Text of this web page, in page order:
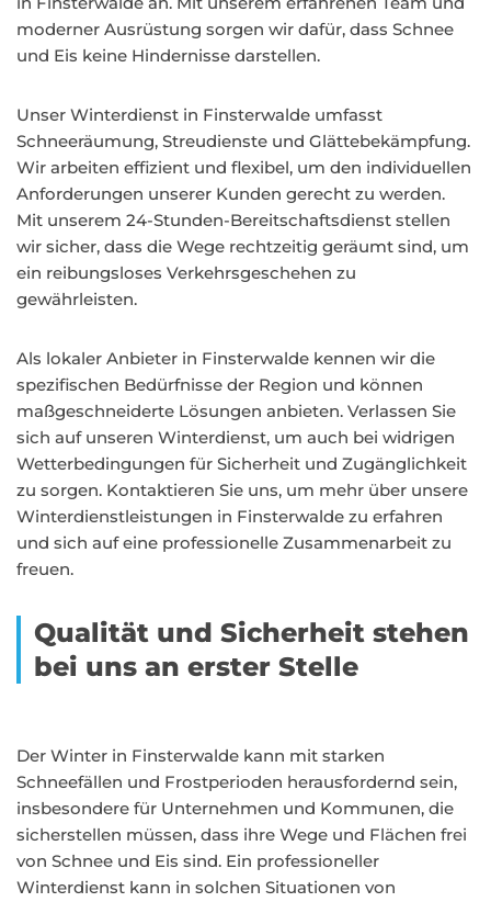
moderner Ausrüstung sorgen wir dafür, dass Schnee
und Eis keine Hindernisse darstellen.
Unser Winterdienst in Finsterwalde umfasst
Schneeräumung, Streudienste und Glättebekämpfung.
Wir arbeiten effizient und flexibel, um den individuellen
Anforderungen unserer Kunden gerecht zu werden.
Mit unserem 24-Stunden-Bereitschaftsdienst stellen
wir sicher, dass die Wege rechtzeitig geräumt sind, um
ein reibungsloses Verkehrsgeschehen zu
gewährleisten.
Als lokaler Anbieter in Finsterwalde kennen wir die
spezifischen Bedürfnisse der Region und können
maßgeschneiderte Lösungen anbieten. Verlassen Sie
sich auf unseren Winterdienst, um auch bei widrigen
Wetterbedingungen für Sicherheit und Zugänglichkeit
zu sorgen. Kontaktieren Sie uns, um mehr über unsere
Winterdienstleistungen in Finsterwalde zu erfahren
und sich auf eine professionelle Zusammenarbeit zu
freuen.
Qualität und Sicherheit stehen
bei uns an erster Stelle
Der Winter in Finsterwalde kann mit starken
Schneefällen und Frostperioden herausfordernd sein,
insbesondere für Unternehmen und Kommunen, die
sicherstellen müssen, dass ihre Wege und Flächen frei
von Schnee und Eis sind. Ein professioneller
Winterdienst kann in solchen Situationen von